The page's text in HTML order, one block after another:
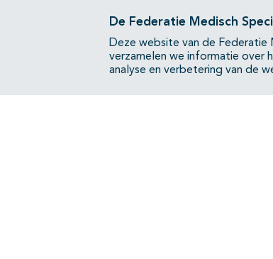
De Federatie Medisch
Deze website van de Federatie
verzamelen we informatie over
analyse en verbetering van de